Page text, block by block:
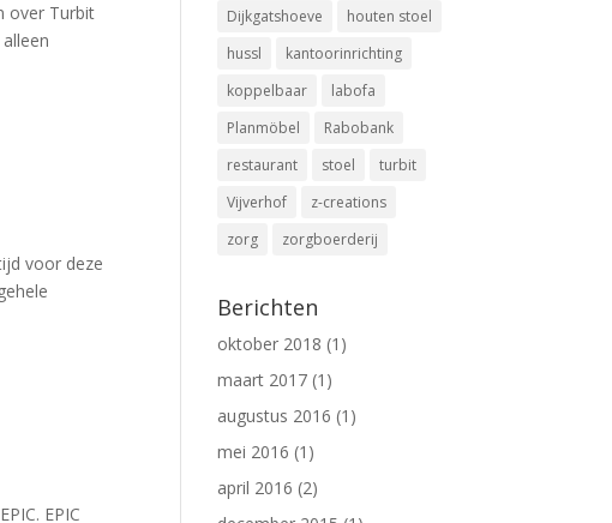
over Turbit
voor deze
EPIC
Dijkgatshoeve
houten stoel
hussl
kantoorinrichting
koppelbaar
labofa
Planmöbel
Rabobank
restaurant
stoel
turbit
Vijverhof
z-creations
zorg
zorgboerderij
Berichten
oktober 2018 (1)
maart 2017 (1)
augustus 2016 (1)
mei 2016 (1)
april 2016 (2)